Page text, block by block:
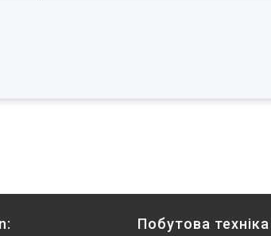
Побутова